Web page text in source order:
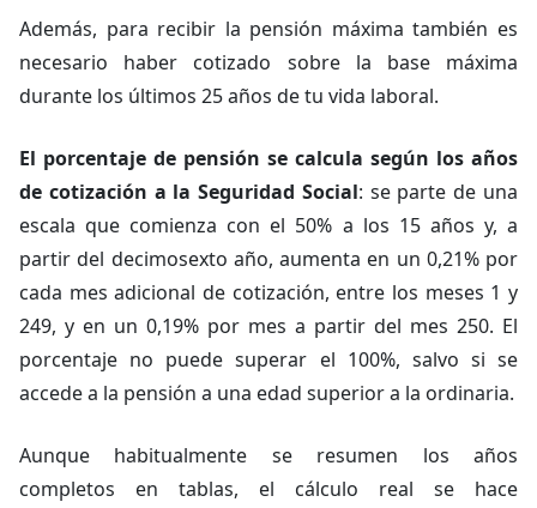
Además, para recibir la pensión máxima también es
necesario haber cotizado sobre la base máxima
durante los últimos 25 años de tu vida laboral.
El porcentaje de pensión se calcula según los años
de cotización a la Seguridad Social: se parte de una
escala que comienza con el 50% a los 15 años y, a
partir del decimosexto año, aumenta en un 0,21% por
cada mes adicional de cotización, entre los meses 1 y
249, y en un 0,19% por mes a partir del mes 250. El
porcentaje no puede superar el 100%, salvo si se
accede a la pensión a una edad superior a la ordinaria.
Aunque habitualmente se resumen los años
completos en tablas, el cálculo real se hace